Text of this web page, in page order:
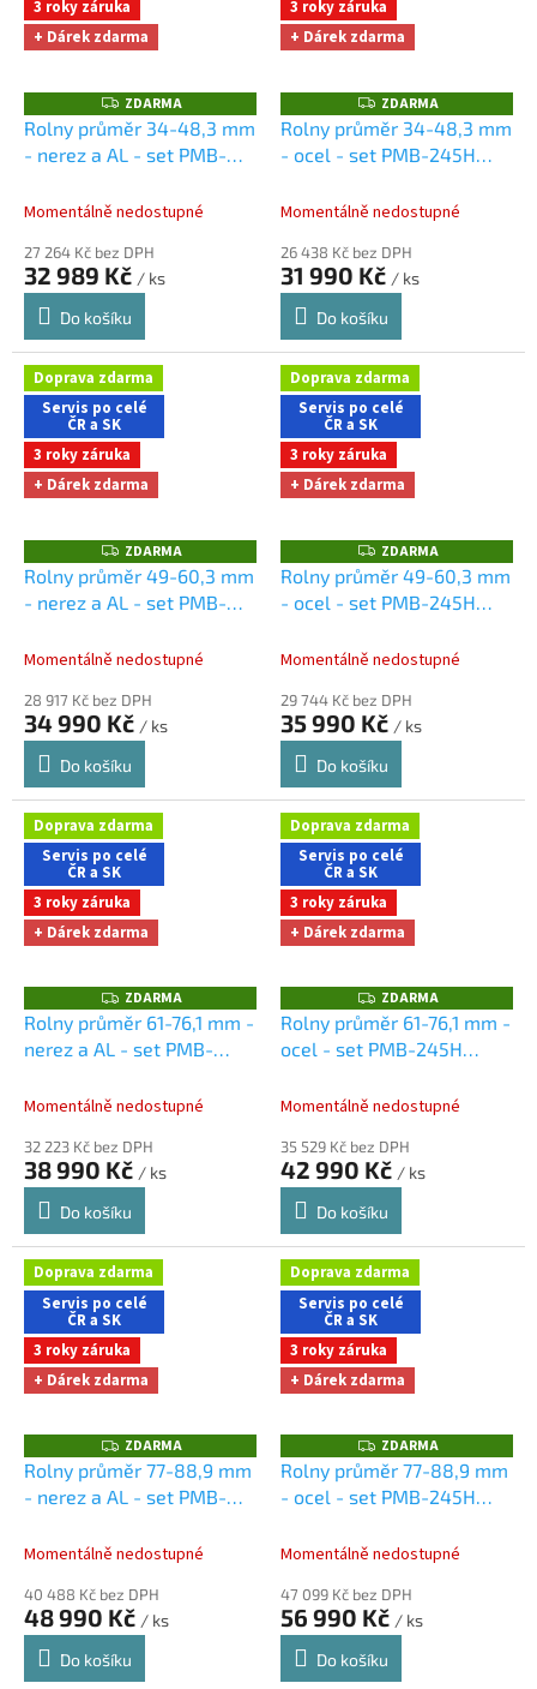
3 roky záruka
+ Dárek zdarma
Z
D
A
R
ZDARMA
Rolny průměr 34-48,3 mm
- nerez a AL - set PMB-
zdarma při nákupu na e-
Momentálně nedostupné
27 264 Kč bez DPH
32 989 Kč / ks
Do košíku
3 roky záruka
+ Dárek zdarma
Z
D
A
R
ZDARMA
Rolny průměr 34-48,3 mm
- ocel - set PMB-245H
při nákupu na e-shopu
Momentálně nedostupné
26 438 Kč bez DPH
31 990 Kč / ks
Do košíku
Doprava zdarma
Servis po celé
ČR a SK
3 roky záruka
+ Dárek zdarma
Z
D
A
R
ZDARMA
Rolny průměr 49-60,3 mm
- nerez a AL - set PMB-
zdarma při nákupu na e-
Momentálně nedostupné
28 917 Kč bez DPH
34 990 Kč / ks
Do košíku
Doprava zdarma
Servis po celé
ČR a SK
3 roky záruka
+ Dárek zdarma
Z
D
A
R
ZDARMA
Rolny průměr 49-60,3 mm
- ocel - set PMB-245H
při nákupu na e-shopu
Momentálně nedostupné
29 744 Kč bez DPH
35 990 Kč / ks
Do košíku
Doprava zdarma
Servis po celé
ČR a SK
3 roky záruka
+ Dárek zdarma
Z
D
A
R
ZDARMA
Rolny průměr 61-76,1 mm -
nerez a AL - set PMB-
zdarma při nákupu na e-
Momentálně nedostupné
32 223 Kč bez DPH
38 990 Kč / ks
Do košíku
Doprava zdarma
Servis po celé
ČR a SK
3 roky záruka
+ Dárek zdarma
Z
D
A
R
ZDARMA
Rolny průměr 61-76,1 mm -
ocel - set PMB-245H
při nákupu na e-shopu
Momentálně nedostupné
35 529 Kč bez DPH
42 990 Kč / ks
Do košíku
Doprava zdarma
Servis po celé
ČR a SK
3 roky záruka
+ Dárek zdarma
Z
D
A
R
ZDARMA
Rolny průměr 77-88,9 mm
- nerez a AL - set PMB-
zdarma při nákupu na e-
Momentálně nedostupné
40 488 Kč bez DPH
48 990 Kč / ks
Do košíku
Doprava zdarma
Servis po celé
ČR a SK
3 roky záruka
+ Dárek zdarma
Z
D
A
R
ZDARMA
Rolny průměr 77-88,9 mm
- ocel - set PMB-245H
při nákupu na e-shopu
Momentálně nedostupné
47 099 Kč bez DPH
56 990 Kč / ks
Do košíku